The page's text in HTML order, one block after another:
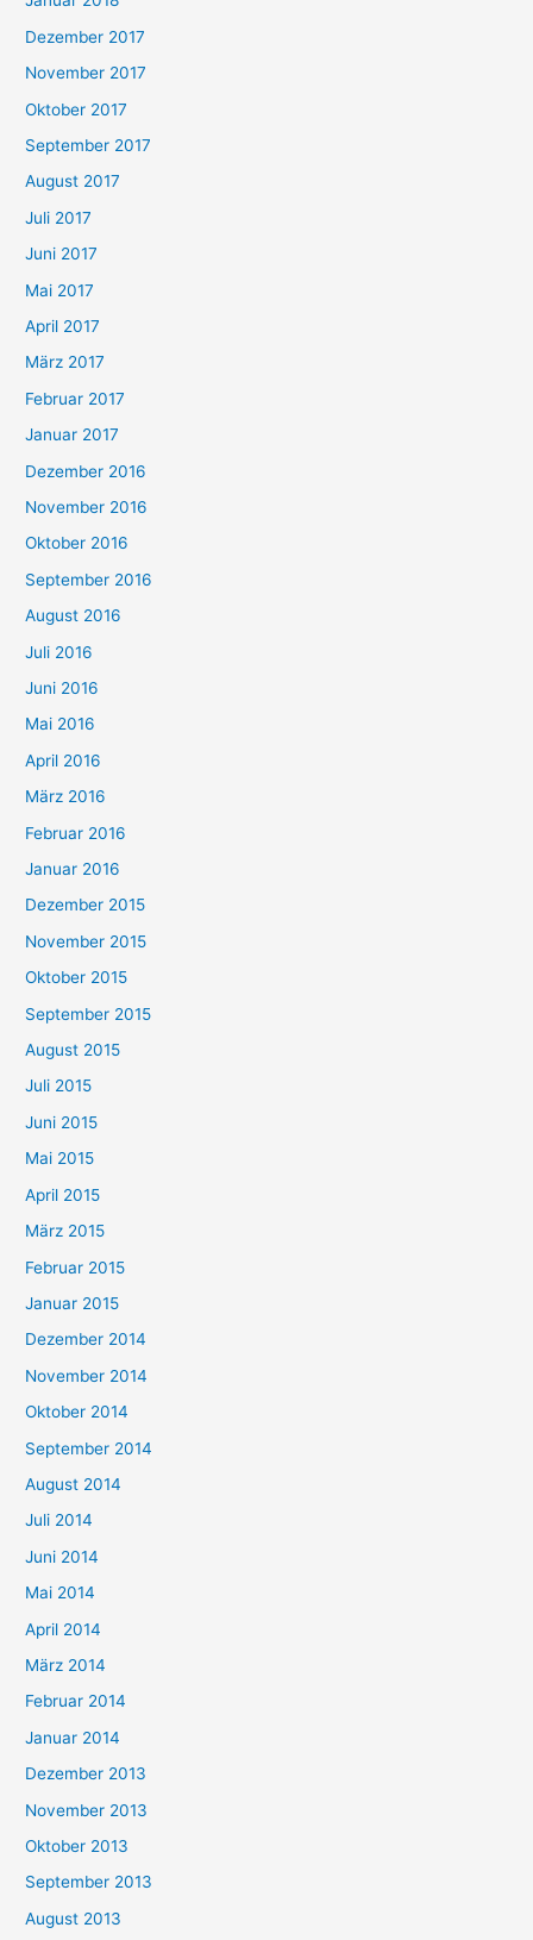
Dezember 2017
November 2017
Oktober 2017
September 2017
August 2017
Juli 2017
Juni 2017
Mai 2017
April 2017
März 2017
Februar 2017
Januar 2017
Dezember 2016
November 2016
Oktober 2016
September 2016
August 2016
Juli 2016
Juni 2016
Mai 2016
April 2016
März 2016
Februar 2016
Januar 2016
Dezember 2015
November 2015
Oktober 2015
September 2015
August 2015
Juli 2015
Juni 2015
Mai 2015
April 2015
März 2015
Februar 2015
Januar 2015
Dezember 2014
November 2014
Oktober 2014
September 2014
August 2014
Juli 2014
Juni 2014
Mai 2014
April 2014
März 2014
Februar 2014
Januar 2014
Dezember 2013
November 2013
Oktober 2013
September 2013
August 2013